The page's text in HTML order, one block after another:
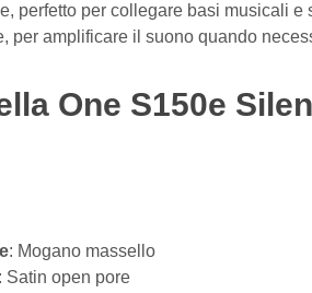
perfetto per collegare basi musicali
per amplificare il suono quando
One S150e
: Mogano massello
: Satin open pore